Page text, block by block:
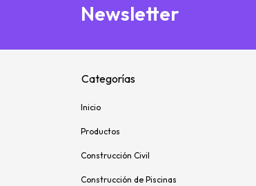
Newsletter
Categorías
Inicio
Productos
Construcción Civil
Construcción de Piscinas